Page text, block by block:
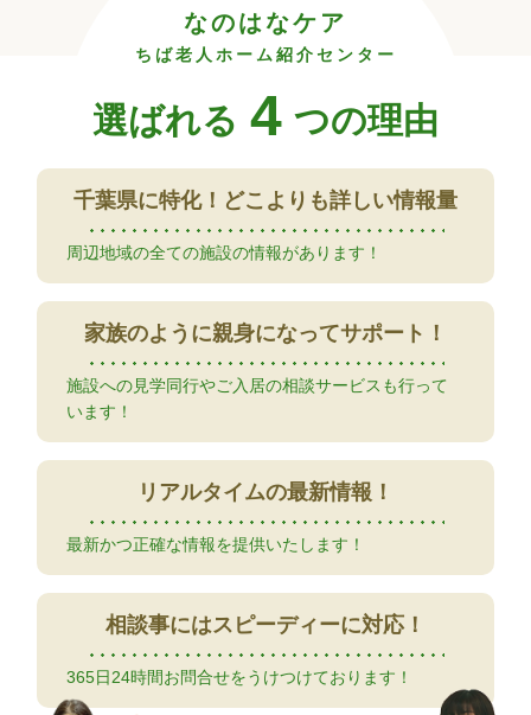
なのはなケア
ちば老人ホーム紹介センター
選ばれる 4 つの理由
千葉県に特化！ どこよりも詳しい情報量
周辺地域の全ての施設の情報があります！
家族のように親身になってサポート！
施設への見学同行やご入居の相談サービスも行って
います！
リアルタイムの最新情報！
最新かつ正確な情報を提供いたします！
相談事にはスピーディーに対応！
365日24時間お問合せをうけつけております！